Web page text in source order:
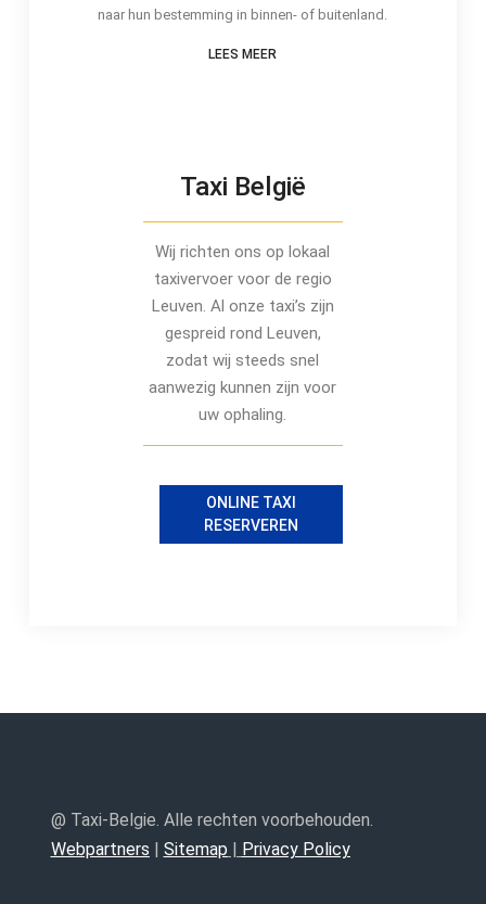
naar hun bestemming in binnen- of buitenland.
LEES MEER
Taxi België
Wij richten ons op lokaal
taxivervoer voor de regio
Leuven. Al onze taxi’s zijn
gespreid rond Leuven,
zodat wij steeds snel
aanwezig kunnen zijn voor
uw ophaling.
ONLINE TAXI
RESERVEREN
@ Taxi-Belgie. Alle rechten voorbehouden.
Webpartners | Sitemap | Privacy Policy